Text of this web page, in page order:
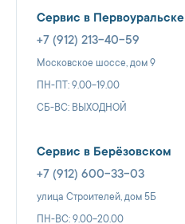
Сервис в Первоуральске
+7 (912) 213-40-59
Московское шоссе, дом 9
ПН-ПТ: 9.00-19.00
СБ-ВС: ВЫХОДНОЙ
Сервис в Берёзовском
+7 (912) 600-33-03
улица Строителей, дом 5Б
ПН-ВС: 9.00-20.00